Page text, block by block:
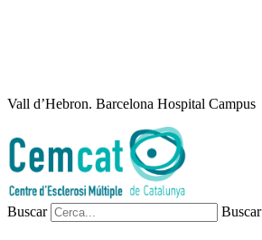
Vall d’Hebron. Barcelona Hospital Campus
Buscar Buscar